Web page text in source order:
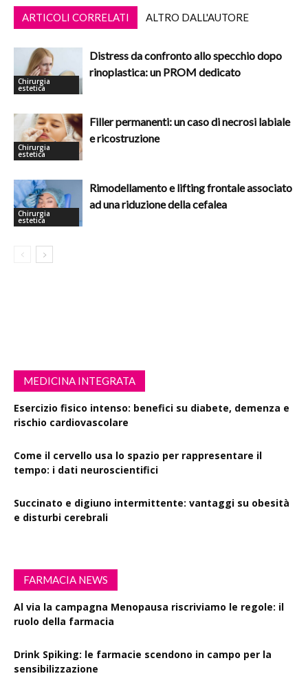
ARTICOLI CORRELATI ALTRO DALL'AUTORE
Chirurgia
estetica
Distress da confronto allo specchio dopo
rinoplastica: un PROM dedicato
Chirurgia
estetica
Filler permanenti: un caso di necrosi labiale
e ricostruzione
Chirurgia
estetica
Rimodellamento e lifting frontale associato
ad una riduzione della cefalea
MEDICINA INTEGRATA
Esercizio fisico intenso: benefici su diabete, demenza e
rischio cardiovascolare
Come il cervello usa lo spazio per rappresentare il
tempo: i dati neuroscientifici
Succinato e digiuno intermittente: vantaggi su obesità
e disturbi cerebrali
FARMACIA NEWS
Al via la campagna Menopausa riscriviamo le regole: il
ruolo della farmacia
Drink Spiking: le farmacie scendono in campo per la
sensibilizzazione